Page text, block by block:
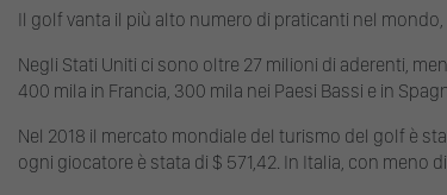
Il golf vanta il più alto numero di praticanti nel
Negli Stati Uniti ci sono oltre 27 milioni di aderenti,
400 mila in Francia, 300 mila nei Paesi Bassi e in
Nel 2018 il mercato mondiale del turismo del golf è
ogni giocatore è stata di $ 571,42. In Italia, con meno